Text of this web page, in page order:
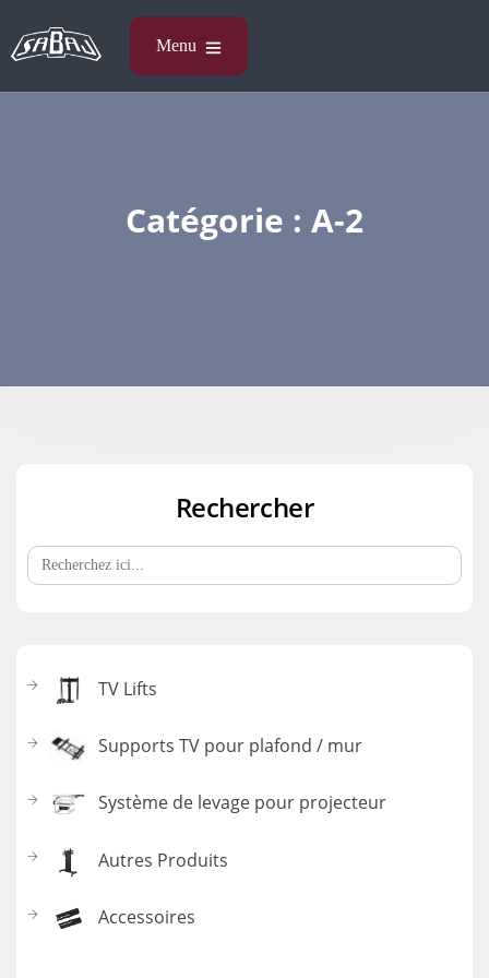
Catégorie : A-2​
Rechercher
Search
for:
TV Lifts
Supports TV pour plafond / mur
Système de levage pour projecteur
Autres Produits
Accessoires